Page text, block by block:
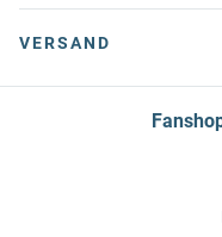
VERSAND